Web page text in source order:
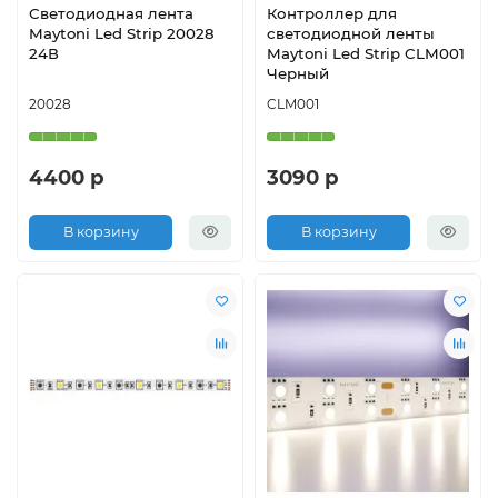
Светодиодная лента
Maytoni Led Strip 20028
24В
20028
4400 р
В корзину
Контроллер для
светодиодной ленты
Maytoni Led Strip CLM001
Черный
CLM001
3090 р
В корзину